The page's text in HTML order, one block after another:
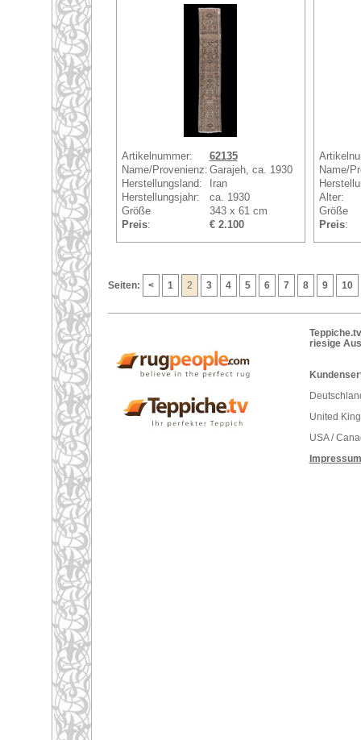
Artikelnummer:
62135
Name/Provenienz: Garajeh, ca. 1930
Herstellungsland:
Iran
Herstellungsjahr:
ca. 1930
Größe
343 x 61 cm
Preis: € 2.100
Name/
Alter:
Größe
Preis:
Seiten: < 1 2 3 4 5 6 7 8 9 10
riesige
United
USA /
Impressum